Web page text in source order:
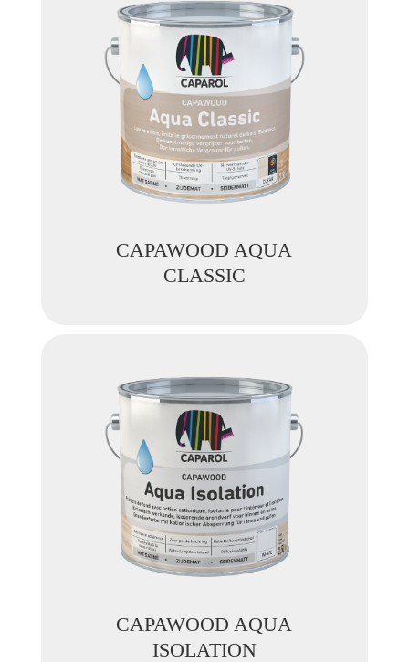
CAPAWOOD AQUA
CLASSIC
CAPAWOOD AQUA
ISOLATION